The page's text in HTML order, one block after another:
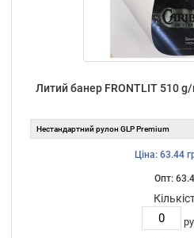
Литий банер FRONTLIT 510
Ціна: 63.44
Опт: